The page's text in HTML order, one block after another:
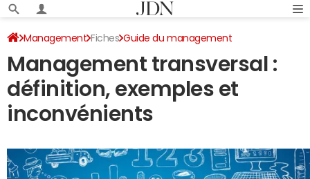
Management Fiches Guide du management
Gestion d’entreprise
Management transversal :
définition, exemples et
inconvénients